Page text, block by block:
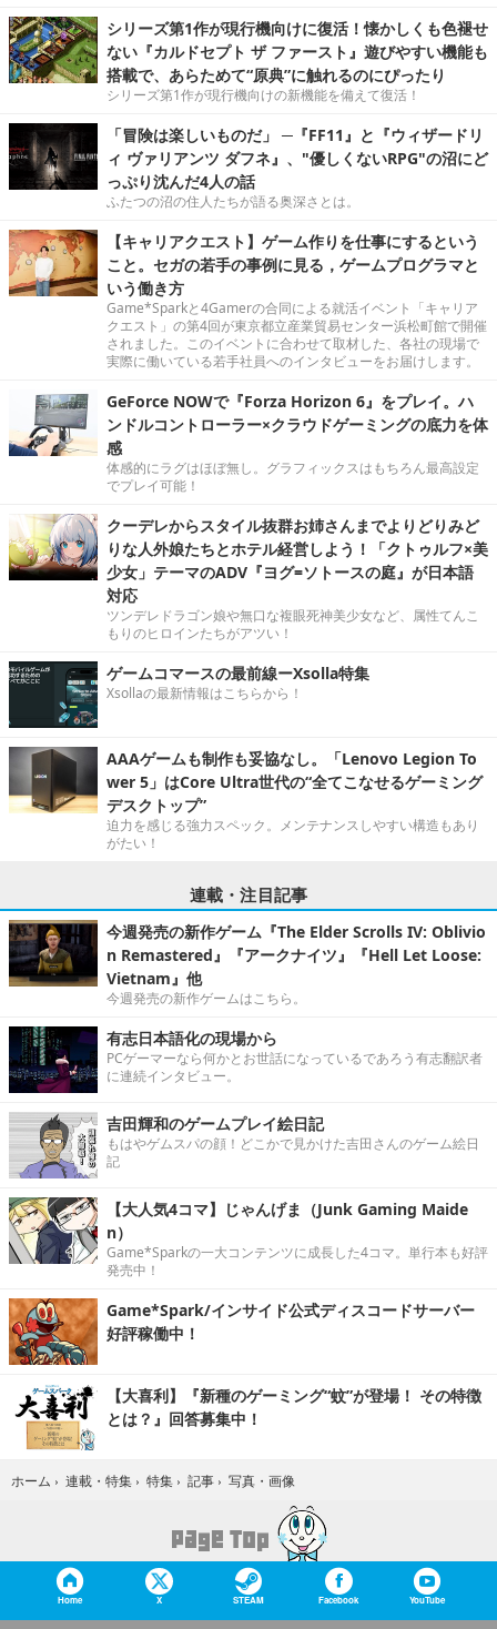
シリーズ第1作が現行機向けに復活！懐かしくも色褪せ
ない『カルドセプト ザ ファースト』遊びやすい機能も
搭載で、あらためて“原典”に触れるのにぴったり
シリーズ第1作が現行機向けの新機能を備えて復活！
「冒険は楽しいものだ」 ─『FF11』と『ウィザードリ
ィ ヴァリアンツ ダフネ』、"優しくないRPG"の沼にど
っぷり沈んだ4人の話
ふたつの沼の住人たちが語る奥深さとは。
【キャリアクエスト】ゲーム作りを仕事にするという
こと。セガの若手の事例に見る，ゲームプログラマと
いう働き方
Game*Sparkと4Gamerの合同による就活イベント「キャリア
クエスト」の第4回が東京都立産業貿易センター浜松町館で開催
されました。このイベントに合わせて取材した、各社の現場で
実際に働いている若手社員へのインタビューをお届けします。
GeForce NOWで『Forza Horizon 6』をプレイ。ハ
ンドルコントローラー×クラウドゲーミングの底力を体
感
体感的にラグはほぼ無し。グラフィックスはもちろん最高設定
でプレイ可能！
クーデレからスタイル抜群お姉さんまでよりどりみど
りな人外娘たちとホテル経営しよう！「クトゥルフ×美
少女」テーマのADV『ヨグ=ソトースの庭』が日本語
対応
ツンデレドラゴン娘や無口な複眼死神美少女など、属性てんこ
もりのヒロインたちがアツい！
ゲームコマースの最前線ーXsolla特集
Xsollaの最新情報はこちらから！
AAAゲームも制作も妥協なし。「Lenovo Legion To
wer 5」はCore Ultra世代の“全てこなせるゲーミング
デスクトップ”
迫力を感じる強力スペック。メンテナンスしやすい構造もあり
がたい！
連載・注目記事
今週発売の新作ゲーム『The Elder Scrolls IV: Oblivio
n Remastered』『アークナイツ』『Hell Let Loose:
Vietnam』他
今週発売の新作ゲームはこちら。
有志日本語化の現場から
PCゲーマーなら何かとお世話になっているであろう有志翻訳者
に連続インタビュー。
吉田輝和のゲームプレイ絵日記
もはやゲムスパの顔！どこかで見かけた吉田さんのゲーム絵日
記
【大人気4コマ】じゃんげま（Junk Gaming Maide
n）
Game*Sparkの一大コンテンツに成長した4コマ。単行本も好評
発売中！
Game*Spark/インサイド公式ディスコードサーバー
好評稼働中！
【大喜利】『新種のゲーミング“蚊”が登場！ その特徴
とは？』回答募集中！
ホーム › 連載・特集 › 特集 › 記事 › 写真・画像
Home X STEAM Facebook YouTube